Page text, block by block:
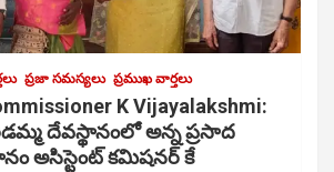
ప్రజా సమస్యలు ప్రముఖ వార్తలు
K Vijayalakshmi:
దేవస్థానంలో అన్న ప్రసాద
అసిస్టెంట్ కమిషనర్ కే